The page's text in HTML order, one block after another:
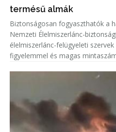
termésű almák
Biztonságosan fogyaszthatók a
Nemzeti Élelmiszerlánc-
élelmiszerlánc-felügyeleti
figyelemmel és magas